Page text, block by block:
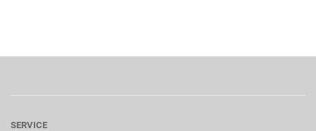
SERVICE